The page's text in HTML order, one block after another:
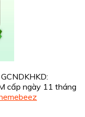
cấp ngày 11 tháng